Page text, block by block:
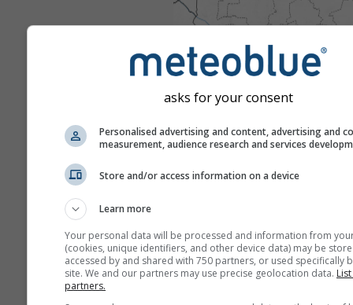
asks for your consent
Personalised advertising and content, advertising and
measurement, audience research and services
Store and/or access information on a device
Learn more
Your personal data will be processed and information from
(cookies, unique identifiers, and other device data) may be
accessed by and shared with 750 partners, or used specifically
site. We and our partners may use precise geolocation data.
partners.